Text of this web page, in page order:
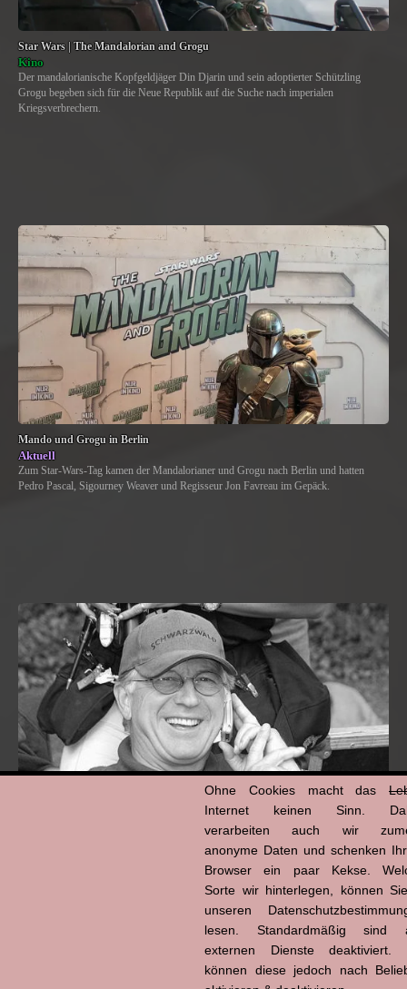
Star Wars | The Mandalorian and Grogu
Kino
Der mandalorianische Kopfgeldjäger Din Djarin und sein adoptierter Schützling
Grogu begeben sich für die Neue Republik auf die Suche nach imperialen
Kriegsverbrechern.
Mando und Grogu in Berlin
Aktuell
Zum Star-Wars-Tag kamen der Mandalorianer und Grogu nach Berlin und hatten
Pedro Pascal, Sigourney Weaver und Regisseur Jon Favreau im Gepäck.
Ohne Cookies macht das
Internet keinen Sinn.
verarbeiten auch wir
anonyme Daten und schenken
Browser ein paar Kekse.
Sorte wir hinterlegen, können
unseren
lesen. Standardmäßig sind
externen Dienste deaktiviert.
können diese jedoch nach